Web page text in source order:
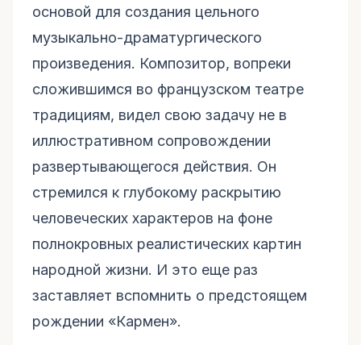
основой для создания цельного
музыкально-драматургического
произведения. Композитор, вопреки
сложившимся во французском театре
традициям, видел свою задачу не в
иллюстративном сопровождении
развертывающегося действия. Он
стремился к глубокому раскрытию
человеческих характеров на фоне
полнокровных реалистических картин
народной жизни. И это еще раз
заставляет вспомнить о предстоящем
рождении «Кармен».